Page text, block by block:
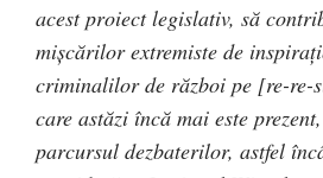
acest proiect legislativ, să
mișcărilor extremiste de
criminalilor de război pe [re-re-
care astăzi încă mai este
parcursul dezbaterilor, astfel